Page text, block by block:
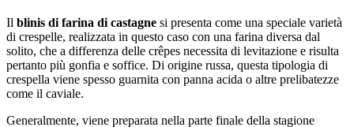
Il blinis di farina di castagne si presenta come una speciale varietà
di crespelle, realizzata in questo caso con una farina diversa dal
solito, che a differenza delle crêpes necessita di levitazione e risulta
pertanto più gonfia e soffice. Di origine russa, questa tipologia di
crespella viene spesso guarnita con panna acida o altre prelibatezze
come il caviale.
Generalmente, viene preparata nella parte finale della stagione